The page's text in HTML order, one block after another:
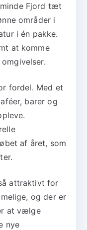
Fjord tæt
områder i
i én pakke.
at komme
fordel. Med et
barer og
af året, som
attraktivt for
og der er
at vælge
nye